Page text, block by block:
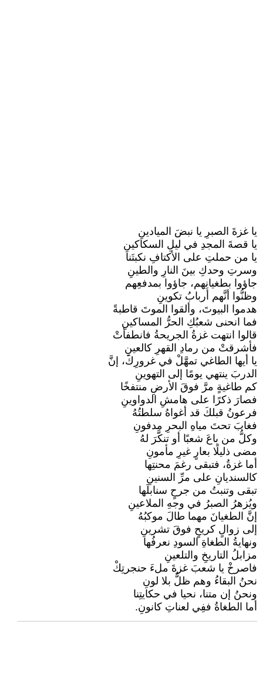
يا غزةَ الصبرِ يا نبضَ الميادينِ
يا قصةَ المجدِ في ليلِ السكاكينِ
يا من حملتِ على الأكتافِ نكبتَنا
وسرتِ وحدكِ بينَ النارِ والطينِ
جاؤوا بطغيانِهم، جاؤوا بمدفعِهم
وظنُّوا أنَّهم أربابُ تكوينِ
هدموا البيوتَ، وألقوا الموتَ قاطبةً
فما انحنى شعبُكِ الحرُّ المساكينِ
قالوا انتهت غزةُ الجريحةُ فانطفأتْ
فأشرقتْ من رمادِ القهرِ كالعينِ
يا أيها الطاغي تمهَّلْ في غرورِكَ، إنَّ
الدربَ ينتهي يومًا إلى التهوينِ
كم طاغيةٍ مرَّ فوقَ الأرضِ منتفخًا
فصارَ ذكرًا على هامشِ الدواوينِ
فرعونُ قبلكَ قد أغواهُ سلطتُهُ
فغابَ تحتَ مياهِ البحرِ مدفونِ
وكلُّ من باعَ شعبًا أو تنكَّرَ لهُ
مضى ذليلًا بعارٍ غيرِ مأمونِ
أما غزةُ، فتبقى رغمَ محنتِها
كالسنديانِ على مرِّ السنينِ
تبقى وتنبتُ من جرحٍ سنابلَها
ويُزهرُ الصبرُ في وجهِ الملاعينِ
إنَّ الطغيانَ مهما طالَ موكبُهُ
إلى زوالٍ كريحٍ فوقَ تشرينِ
ونهايةُ الطغاةِ السودِ نعرفُها
مزابلُ التاريخِ والتلعينِ
فاصرخْ يا شعبَ غزةَ ملءَ حنجرتِكْ
نحنُ البقاءُ وهم ظلٌّ بلا لونِ
ونحنُ إن متنا، نحيا في حكايتِنا
أما الطغاةُ ففِي لعناتِ كانونِ.